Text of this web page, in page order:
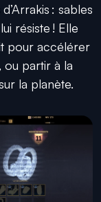
: sables
résiste ! Elle
pour accélérer
partir à la
la planète.